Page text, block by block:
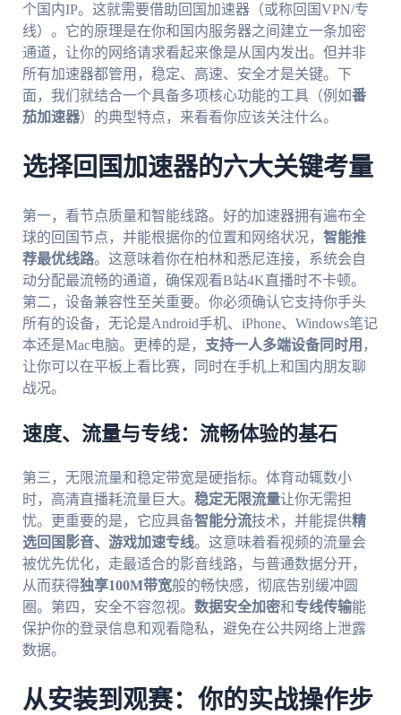
个国内IP。这就需要借助回国加速器（或称回国VPN/专
线）。它的原理是在你和国内服务器之间建立一条加密
通道，让你的网络请求看起来像是从国内发出。但并非
所有加速器都管用，稳定、高速、安全才是关键。下
面，我们就结合一个具备多项核心功能的工具（例如番
茄加速器）的典型特点，来看看你应该关注什么。
选择回国加速器的六大关键考量
第一，看节点质量和智能线路。好的加速器拥有遍布全
球的回国节点，并能根据你的位置和网络状况， 智能推
荐最优线路。这意味着你在柏林和悉尼连接，系统会自
动分配最流畅的通道，确保观看B站4K直播时不卡顿。
第二，设备兼容性至关重要。你必须确认它支持你手头
所有的设备，无论是Android手机、iPhone、Windows笔记
本还是Mac电脑。更棒的是， 支持一人多端设备同时用 ，
让你可以在平板上看比赛，同时在手机上和国内朋友聊
战况。
速度、流量与专线：流畅体验的基石
第三，无限流量和稳定带宽是硬指标。体育动辄数小
时，高清直播耗流量巨大。 稳定无限流量让你无需担
忧。更重要的是，它应具备智能分流技术，并能提供精
选回国影音、游戏加速专线。这意味着看视频的流量会
被优先优化，走最适合的影音线路，与普通数据分开，
从而获得独享100M带宽般的畅快感，彻底告别缓冲圆
圈。第四，安全不容忽视。 数据安全加密和专线传输能
保护你的登录信息和观看隐私，避免在公共网络上泄露
数据。
从安装到观赛：你的实战操作步